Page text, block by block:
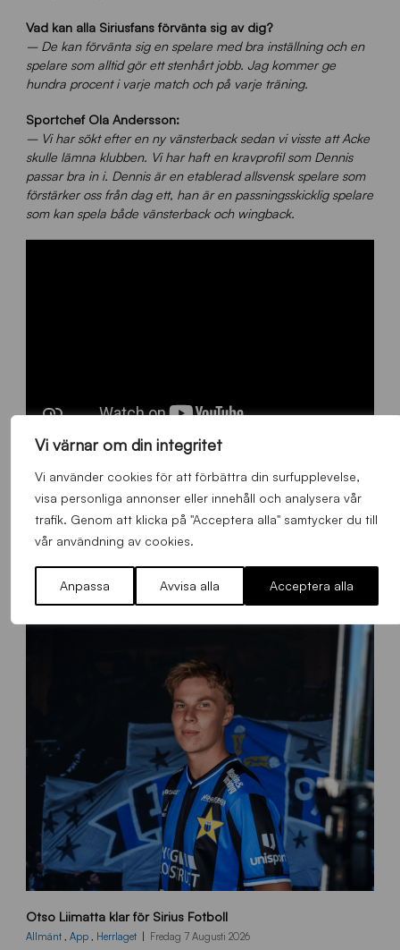
Vi värnar om din integritet
Vi använder cookies för att förbättra din surfupplevelse,
visa personliga annonser eller innehåll och analysera vår
trafik. Genom att klicka på "Acceptera alla" samtycker du till
vår användning av cookies.
Anpassa Avvisa alla Acceptera alla
Vad kan alla Siriusfans förvänta sig av dig?
– De kan förvänta sig en spelare med bra inställning och en
spelare som alltid gör ett stenhårt jobb. Jag kommer ge
hundra procent i varje match och på varje träning.
Sportchef Ola Andersson:
– Vi har sökt efter en ny vänsterback sedan vi visste att Acke
skulle lämna klubben. Vi har haft en kravprofil som Dennis
passar bra in i. Dennis är en etablerad allsvensk spelare som
förstärker oss från dag ett, han är en passningsskicklig spelare
som kan spela både vänsterback och wingback.
FLER NYHETER
Alla nyheter
L
_
Otso Liimatta klar för Sirius Fotboll
Allmänt , App , Herrlaget Fredag 7 Augusti 2026